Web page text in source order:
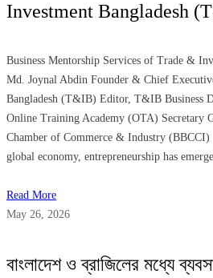
Investment Bangladesh
Business Mentorship Services of Trade &
Md. Joynal Abdin Founder & Chief
Bangladesh (T&IB) Editor, T&IB Business
Online Training Academy (OTA) Secretary
Chamber of Commerce & Industry
global economy, entrepreneurship has
Read More
May 26, 2026
বাংলাদেশ ও ব্রাজিলের মধ্যে